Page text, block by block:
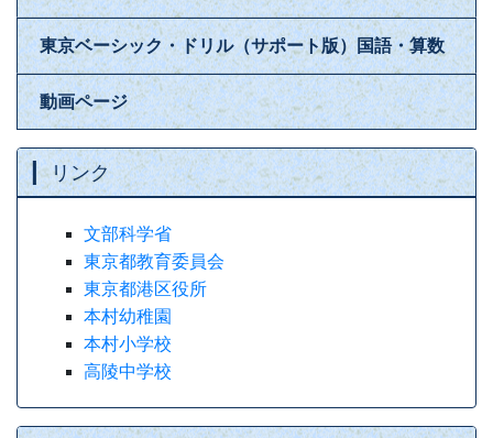
東京ベーシック・ドリル（サポート版）国語・算数
動画ページ
リンク
文部科学省
東京都教育委員会
東京都港区役所
本村幼稚園
本村小学校
高陵中学校